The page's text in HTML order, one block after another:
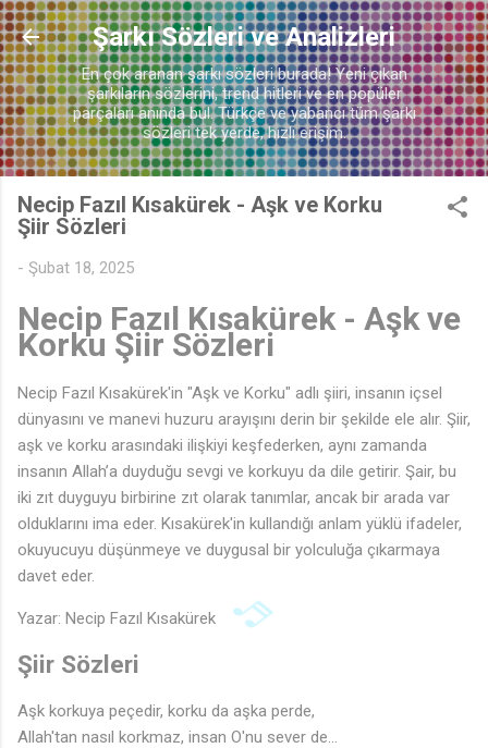
Ana içeriğe atla
Şarkı Sözleri ve Analizleri
En çok aranan şarkı sözleri burada! Yeni çıkan
şarkıların sözlerini, trend hitleri ve en popüler
parçaları anında bul. Türkçe ve yabancı tüm şarkı
sözleri tek yerde, hızlı erişim.
Necip Fazıl Kısakürek - Aşk ve Korku
Şiir Sözleri
- Şubat 18, 2025
Necip Fazıl Kısakürek - Aşk ve
Korku Şiir Sözleri
Necip Fazıl Kısakürek'in "Aşk ve Korku" adlı şiiri, insanın içsel
dünyasını ve manevi huzuru arayışını derin bir şekilde ele alır. Şiir,
aşk ve korku arasındaki ilişkiyi keşfederken, aynı zamanda
insanın Allah’a duyduğu sevgi ve korkuyu da dile getirir. Şair, bu
iki zıt duyguyu birbirine zıt olarak tanımlar, ancak bir arada var
olduklarını ima eder. Kısakürek'in kullandığı anlam yüklü ifadeler,
okuyucuyu düşünmeye ve duygusal bir yolculuğa çıkarmaya
davet eder.
Yazar: Necip Fazıl Kısakürek
Şiir Sözleri
Aşk korkuya peçedir, korku da aşka perde,
Allah'tan nasıl korkmaz, insan O'nu sever de...
♬
♬